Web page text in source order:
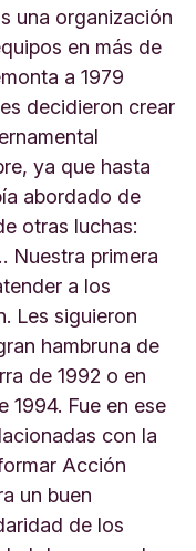
una organización
en más de
a 1979
decidieron crear
ya que hasta
abordado de
otras luchas:
Nuestra primera
a los
Les siguieron
hambruna de
de 1992 o en
1994. Fue en ese
con la
Acción
un buen
de los